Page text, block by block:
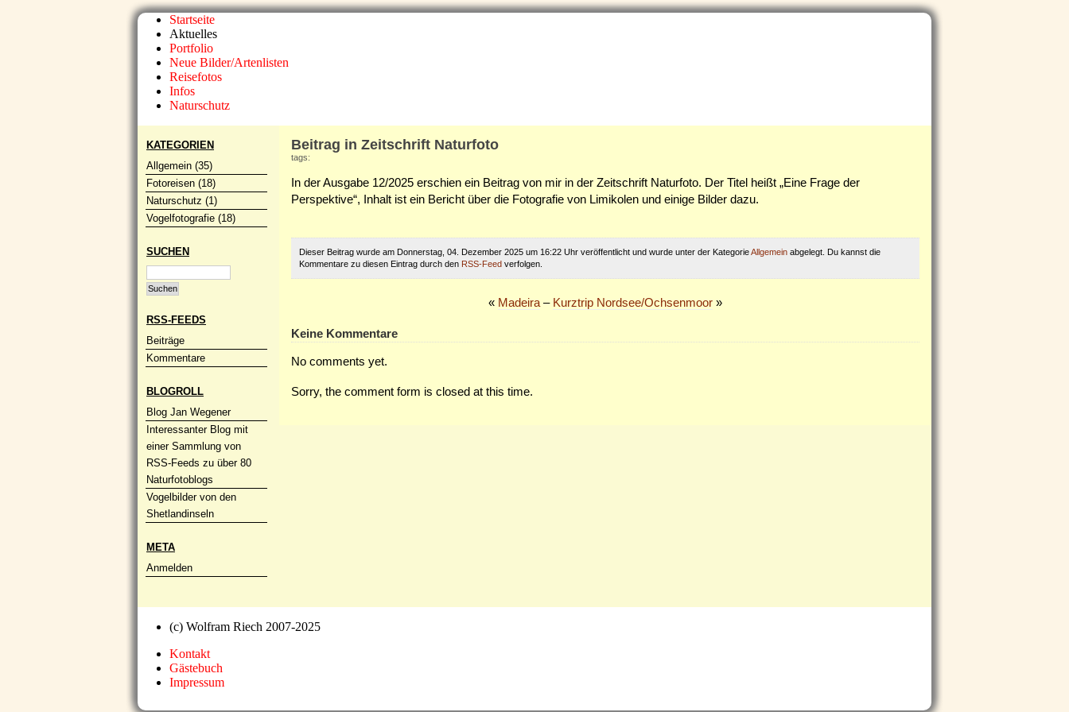
Startseite
Aktuelles
Portfolio
Neue Bilder/Artenlisten
Reisefotos
Infos
Naturschutz
Beitrag in Zeitschrift Naturfoto
tags:
In der Ausgabe 12/2025 erschien ein Beitrag von mir in der Zeitschrift Naturfoto. Der Titel heißt „Eine Frage der
Perspektive“, Inhalt ist ein Bericht über die Fotografie von Limikolen und einige Bilder dazu.
Dieser Beitrag wurde am Donnerstag, 04. Dezember 2025 um 16:22 Uhr veröffentlicht und wurde unter der KategorieAllgemein abgelegt. Du kannst die
Kommentare zu diesen Eintrag durch den RSS-Feed verfolgen.
« Madeira – Kurztrip Nordsee/Ochsenmoor »
Keine Kommentare
No comments yet.
Sorry, the comment form is closed at this time.
KATEGORIEN
Allgemein (35)
Fotoreisen (18)
Naturschutz (1)
Vogelfotografie (18)
SUCHEN
RSS-FEEDS
Beiträge
Kommentare
BLOGROLL
Blog Jan Wegener
Interessanter Blog mit
einer Sammlung von
RSS-Feeds zu über 80
Naturfotoblogs
Vogelbilder von den
Shetlandinseln
META
Anmelden
(c) Wolfram Riech 2007-2025
Kontakt
Gästebuch
Impressum